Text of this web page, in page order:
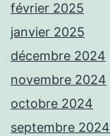
février 2025
janvier 2025
décembre 2024
novembre 2024
octobre 2024
septembre 2024